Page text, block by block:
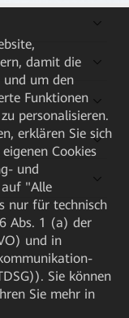
damit die
um den
Funktionen
personalisieren.
erklären Sie sich
Cookies
und
auf "Alle
nur für technisch
Abs. 1 (a) der
und in
Sie können
Sie mehr in